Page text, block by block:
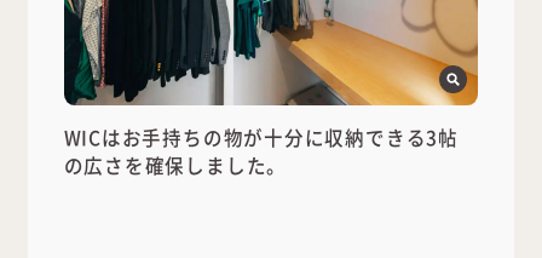
WICはお手持ちの物が十分に収納できる3帖
の広さを確保しました。